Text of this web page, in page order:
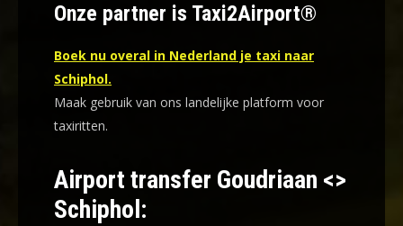
Onze partner is Taxi2Airport®
Boek nu overal in Nederland je taxi naar
Schiphol.
Maak gebruik van ons landelijke platform voor
taxiritten.
Airport transfer Goudriaan <>
Schiphol: